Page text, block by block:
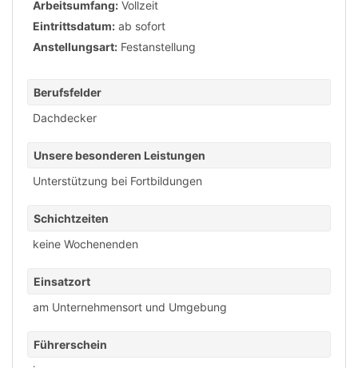
Arbeitsumfang: Vollzeit
Eintrittsdatum: ab sofort
Anstellungsart: Festanstellung
Berufsfelder
Dachdecker
Unsere besonderen Leistungen
Unterstützung bei Fortbildungen
Schichtzeiten
keine Wochenenden
Einsatzort
am Unternehmensort und Umgebung
Führerschein